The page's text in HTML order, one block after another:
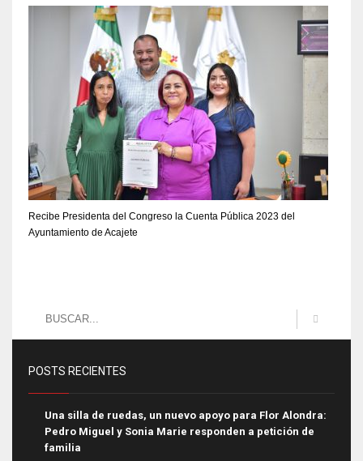
Recibe Presidenta del Congreso la Cuenta Pública 2023 del
Ayuntamiento de Acajete
POSTS RECIENTES
Una silla de ruedas, un nuevo apoyo para Flor Alondra:
Pedro Miguel y Sonia Marie responden a petición de
familia